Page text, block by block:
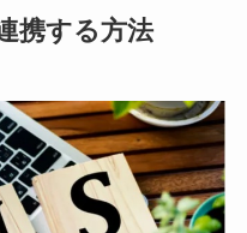
携する方法